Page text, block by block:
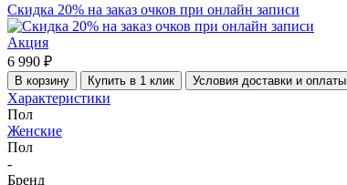
Скидка 20% на заказ очков при онлайн записи
Акция
6 990 ₽
В корзину Купить в 1 клик Условия доставки и оплаты
Характеристики
Пол
Женские
Пол
-
Бренд